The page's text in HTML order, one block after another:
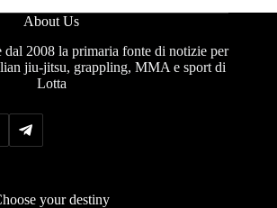
About Us
2008 la primaria fonte di notizie per
jiu-jitsu, grappling, MMA e sport di
Lotta
your destiny